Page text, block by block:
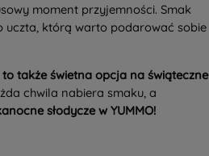
moment przyjemności. Smak
uczta, którą warto podarować sobie
także świetna opcja na świąteczne
chwila nabiera smaku, a
słodycze w YUMMO!